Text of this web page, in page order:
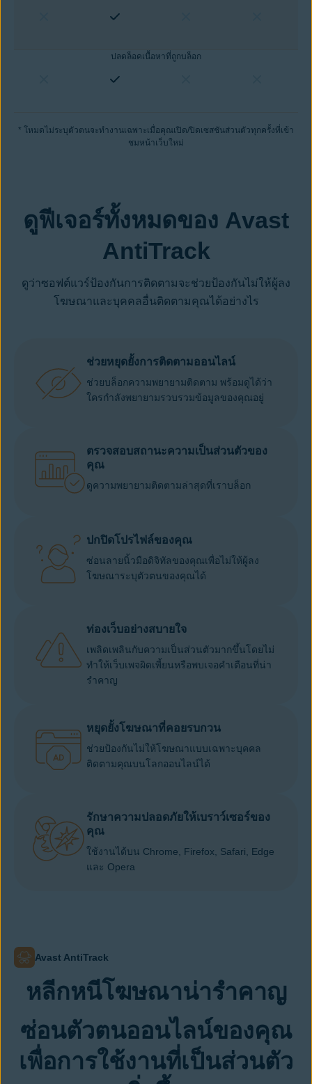
ปลดล็อคเนื้อหาที่ถูกบล็อก
* โหมดไม่ระบุตัวตนจะทำงานเฉพาะเมื่อคุณเปิด/ปิดเซสชันส่วนตัวทุกครั้งที่เข้า
ชมหน้าเว็บใหม่
ดูฟีเจอร์ทั้งหมดของ Avast
AntiTrack
ดูว่าซอฟต์แวร์ป้องกันการติดตามจะช่วยป้องกันไม่ให้ผู้ลง
โฆษณาและบุคคลอื่นติดตามคุณได้อย่างไร
ช่วยหยุดยั้งการติดตามออนไลน์
ช่วยบล็อกความพยายามติดตาม พร้อมดูได้ว่า
ใครกำลังพยายามรวบรวมข้อมูลของคุณอยู่
ตรวจสอบสถานะความเป็นส่วนตัวของ
คุณ
ดูความพยายามติดตามล่าสุดที่เราบล็อก
ปกปิดโปรไฟล์ของคุณ
ซ่อนลายนิ้วมือดิจิทัลของคุณเพื่อไม่ให้ผู้ลง
โฆษณาระบุตัวตนของคุณได้
ท่องเว็บอย่างสบายใจ
เพลิดเพลินกับความเป็นส่วนตัวมากขึ้นโดยไม่
ทำให้เว็บเพจผิดเพี้ยนหรือพบเจอคำเตือนที่น่า
รำคาญ
หยุดยั้งโฆษณาที่คอยรบกวน
ช่วยป้องกันไม่ให้โฆษณาแบบเฉพาะบุคคล
ติดตามคุณบนโลกออนไลน์ได้
รักษาความปลอดภัยให้เบราว์เซอร์ของ
คุณ
ใช้งานได้บน Chrome, Firefox, Safari, Edge
และ Opera
Avast AntiTrack
หลีกหนีโฆษณาน่ารำคาญ
ซ่อนตัวตนออนไลน์ของคุณ
เพื่อการใช้งานที่เป็นส่วนตัว